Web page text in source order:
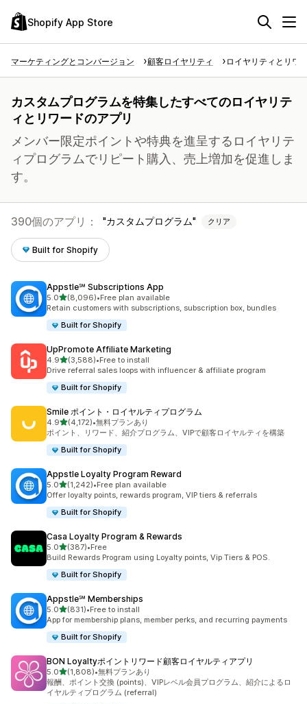
Shopify App Store
マーケティングとコンバージョン 顧客ロイヤリティ ロイヤリティとリワ
カスタムプログラムを特集したすべてのロイヤリテ
ィとリワードのアプリ
メンバー限定ポイントや特典を進呈するロイヤリテ
ィプログラムでリピート購入、売上増加を促進しま
す。
390個のアプリ： カスタムプログラム クリア
Built for Shopify
Appstle℠ Subscriptions App
5.05つ星中
(8,096)
合計レビュー数：8096件
•Free plan available
Retain customers with subscriptions, subscription box, bundles
Built for Shopify
UpPromote Affiliate Marketing
4.95つ星中
(3,588)
合計レビュー数：3588件
•Free to install
Drive referral sales loops with influencer & affiliate program
Built for Shopify
Smile ポイント・ロイヤルティプログラム
4.95つ星中
(4,172)
合計レビュー数：4172件
•無料プランあり
ポイント、リワード、紹介プログラム、VIPで顧客ロイヤルティを構築
Built for Shopify
Appstle Loyalty Program Reward
5.05つ星中
(1,242)
合計レビュー数：1242件
•Free plan available
Offer loyalty points, rewards program, VIP tiers & referrals
Built for Shopify
Casa Loyalty Program & Rewards
5.05つ星中
(387)
合計レビュー数：387件
•Free
Build Rewards Program using Loyalty points, Vip Tiers & POS.
Built for Shopify
Appstle℠ Memberships
5.05つ星中
(831)
合計レビュー数：831件
•Free to install
App for membership plans, member perks, and recurring payments
Built for Shopify
BON Loyaltyポイントリワード顧客ロイヤルティアプリ
5.05つ星中
(1,808)
合計レビュー数：1808件
•無料プランあり
報酬、ポイント交換 (points)、VIPレベル会員プログラム、紹介によるロ
イヤルティプログラム (referral)